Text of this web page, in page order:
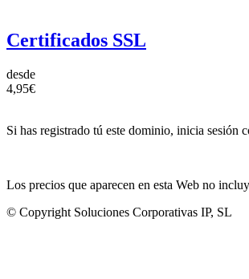
Certificados SSL
desde
4,95€
Si has registrado tú este dominio, inicia sesión
Los precios que aparecen en esta Web no
© Copyright Soluciones Corporativas IP, SL